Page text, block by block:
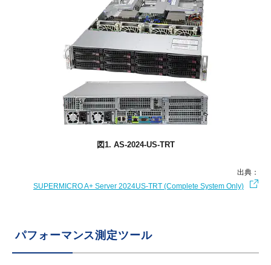
図1. AS-2024-US-TRT
出典：
SUPERMICRO A+ Server 2024US-TRT (Complete System Only)
パフォーマンス測定ツール